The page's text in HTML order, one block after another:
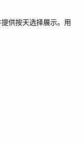
供按天选择展示。用